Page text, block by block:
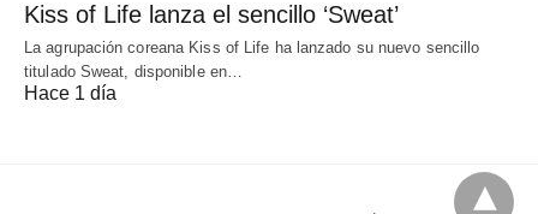
Kiss of Life lanza el sencillo ‘Sweat’
La agrupación coreana Kiss of Life ha lanzado su nuevo sencillo
titulado Sweat, disponible en…
Hace 1 día